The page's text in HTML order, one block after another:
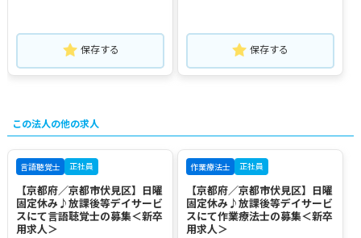
保存する 保存する
この法人の他の求人
言語聴覚士 正社員
【京都府／京都市伏見区】日曜
固定休み♪放課後等デイサービ
スにて言語聴覚士の募集＜新卒
用求人＞
作業療法士 正社員
【京都府／京都市伏見区】日曜
固定休み♪放課後等デイサービ
スにて作業療法士の募集＜新卒
用求人＞